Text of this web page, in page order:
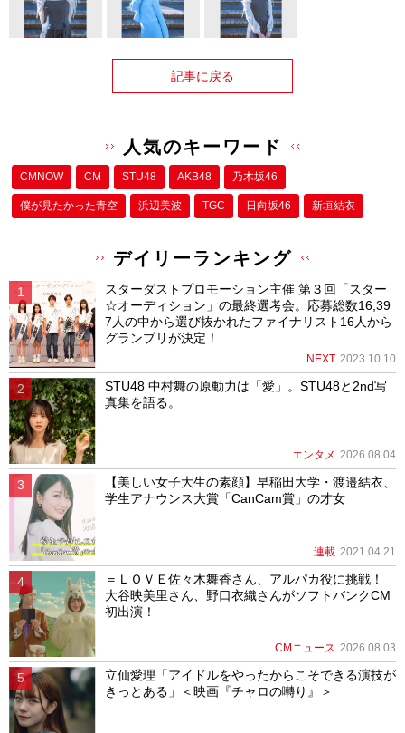
記事に戻る
人気のキーワード
CMNOW CM STU48 AKB48 乃木坂46
僕が⾒たかった⻘空 浜辺美波 TGC 日向坂46 新垣結衣
デイリーランキング
スターダストプロモーション主催 第３回「スター
☆オーディション」の最終選考会。応募総数16,39
7人の中から選び抜かれたファイナリスト16人から
グランプリが決定！
NEXT 2023.10.10
STU48 中村舞の原動力は「愛」。STU48と2nd写
真集を語る。
エンタメ 2026.08.04
【美しい女子大生の素顔】早稲田大学・渡邉結衣、
学生アナウンス大賞「CanCam賞」の才女
連載 2021.04.21
＝ＬＯＶＥ佐々木舞香さん、アルパカ役に挑戦！
大谷映美里さん、野口衣織さんがソフトバンクCM
初出演！
CMニュース 2026.08.03
立仙愛理「アイドルをやったからこそできる演技が
きっとある」＜映画『チャロの囀り』＞